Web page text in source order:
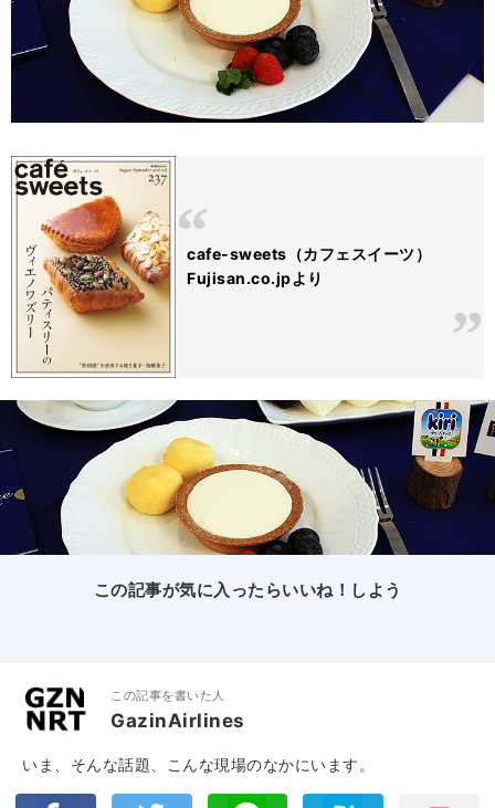
cafe-sweets（カフェスイーツ）
Fujisan.co.jpより
この記事が気に入ったらいいね！しよう
この記事を書いた人
GazinAirlines
いま、そんな話題、こんな現場のなかにいます。